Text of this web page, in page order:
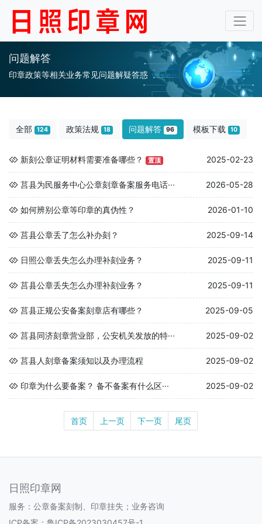
问题解答
印章政策等相关业务常见问题解疑答惑
全部 124 政策法规 18 问题解答 96 模板下载 10
新刻公章证明材料需要准备哪些？ 置顶 2025-02-23
莒县为民服务中心公章刻章备案服务电话··· 2026-05-28
如何辨别公章等印章的真伪性？ 2026-01-10
莒县公章丢了怎么补办刻？ 2025-09-14
日照公章丢失怎么办理补刻业务？ 2025-09-11
莒县公章丢失怎么办理补刻业务？ 2025-09-11
莒县正规公安备案刻章店有哪些？ 2025-09-05
莒县同济刻章营业部，公安机关发放的特··· 2025-09-02
莒县人刻章备案须知以及办理流程 2025-09-02
印章为什么要备案？ 备不备案有什么区··· 2025-09-02
首页 上一页 下一页 尾页
日照印章网
服务：公章备案刻制、印章挂失；业务咨询